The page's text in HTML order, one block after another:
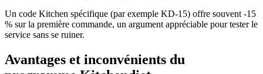
Un code Kitchen spécifique (par exemple KD-15) offre souvent ‑15
% sur la première commande, un argument appréciable pour tester le
service sans se ruiner.
Avantages et inconvénients du